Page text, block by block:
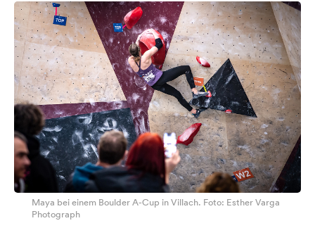
Maya bei einem Boulder A-Cup in Villach. Foto: Esther Varga
Photograph